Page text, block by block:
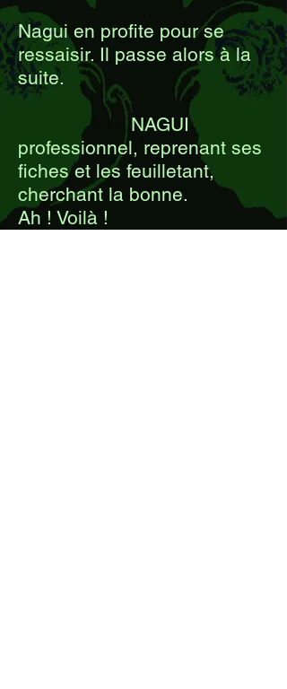
Nagui en profite pour se
ressaisir. Il passe alors à la
suite.
NAGUI
professionnel, reprenant ses
fiches et les feuilletant,
cherchant la bonne.
Ah ! Voilà !